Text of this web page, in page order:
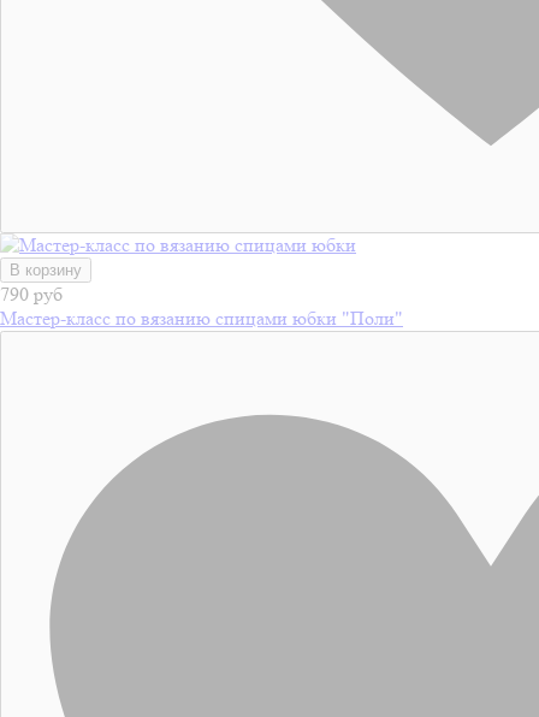
В корзину
790 руб
Мастер-класс по вязанию спицами юбки "Поли"